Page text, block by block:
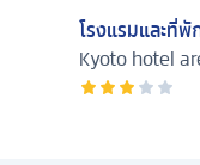
โรงแรมและที่พั
Kyoto hotel